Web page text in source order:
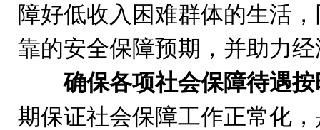
障好低收入困难群体的生活
靠的安全保障预期，并助力
确保各项社会保障待遇
期保证社会保障工作正常化